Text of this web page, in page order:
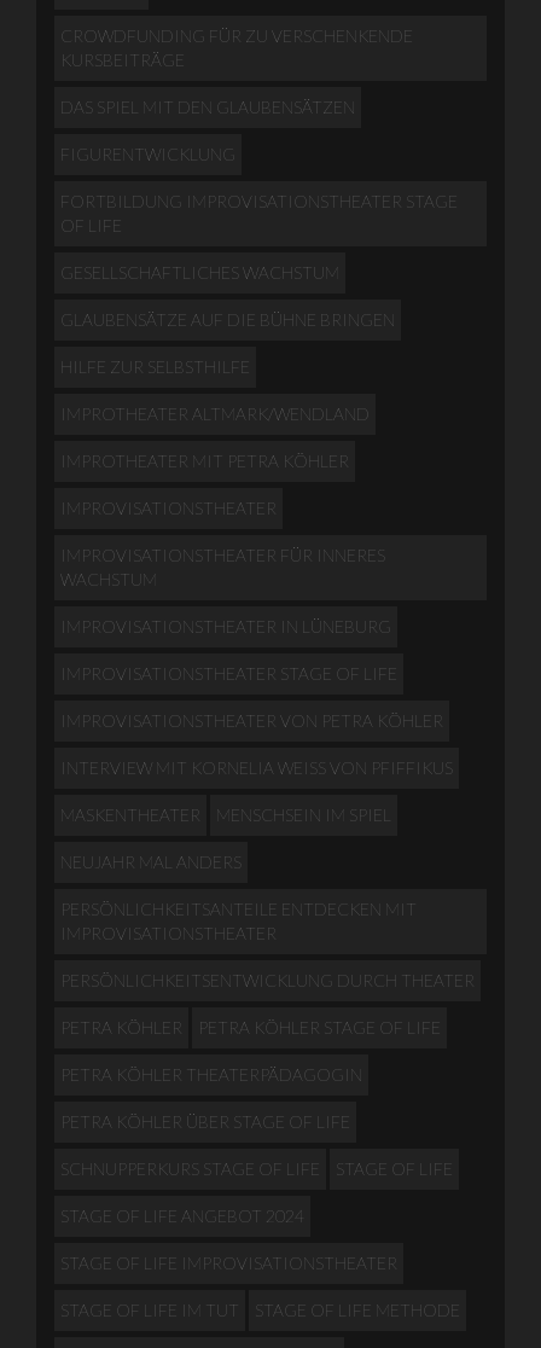
CROWDFUNDING FÜR ZU VERSCHENKENDE
KURSBEITRÄGE
DAS SPIEL MIT DEN GLAUBENSÄTZEN
FIGURENTWICKLUNG
FORTBILDUNG IMPROVISATIONSTHEATER STAGE
OF LIFE
GESELLSCHAFTLICHES WACHSTUM
GLAUBENSÄTZE AUF DIE BÜHNE BRINGEN
HILFE ZUR SELBSTHILFE
IMPROTHEATER ALTMARK/WENDLAND
IMPROTHEATER MIT PETRA KÖHLER
IMPROVISATIONSTHEATER
IMPROVISATIONSTHEATER FÜR INNERES
WACHSTUM
IMPROVISATIONSTHEATER IN LÜNEBURG
IMPROVISATIONSTHEATER STAGE OF LIFE
IMPROVISATIONSTHEATER VON PETRA KÖHLER
INTERVIEW MIT KORNELIA WEISS VON PFIFFIKUS
MASKENTHEATER MENSCHSEIN IM SPIEL
NEUJAHR MAL ANDERS
PERSÖNLICHKEITSANTEILE ENTDECKEN MIT
IMPROVISATIONSTHEATER
PERSÖNLICHKEITSENTWICKLUNG DURCH THEATER
PETRA KÖHLER PETRA KÖHLER STAGE OF LIFE
PETRA KÖHLER THEATERPÄDAGOGIN
PETRA KÖHLER ÜBER STAGE OF LIFE
SCHNUPPERKURS STAGE OF LIFE STAGE OF LIFE
STAGE OF LIFE ANGEBOT 2024
STAGE OF LIFE IMPROVISATIONSTHEATER
STAGE OF LIFE IM TUT STAGE OF LIFE METHODE